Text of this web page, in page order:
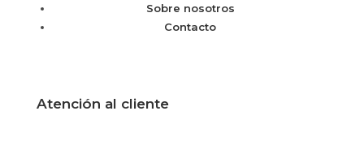
Sobre nosotros
Contacto
Atención al cliente